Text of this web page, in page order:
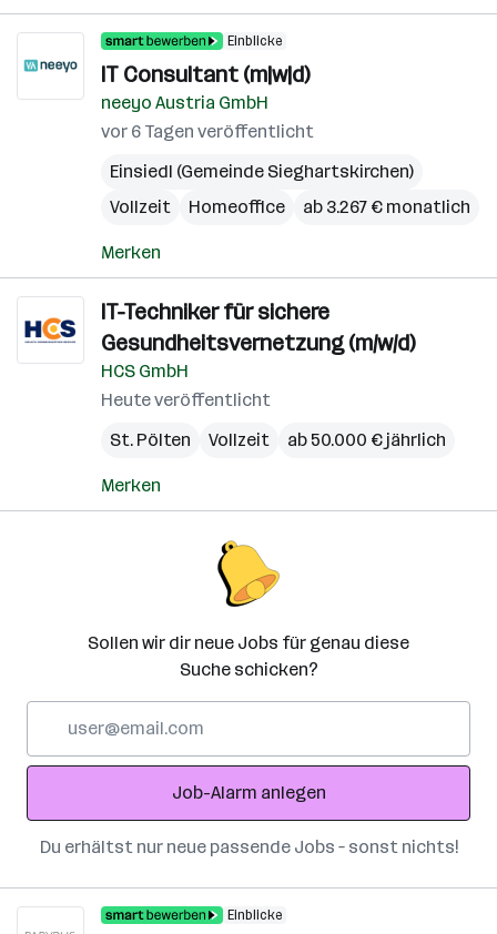
Einblicke
IT Consultant (m|w|d)
neeyo Austria GmbH
vor 6 Tagen veröffentlicht
Einsiedl (Gemeinde Sieghartskirchen)
Vollzeit
Homeoffice ab 3.267 € monatlich
Merken
IT-Techniker für sichere
Gesundheitsvernetzung (m/w/d)
HCS GmbH
Heute veröffentlicht
St. Pölten
Vollzeit ab 50.000 € jährlich
Merken
Sollen wir dir neue Jobs für genau diese
Suche schicken?
Adresse
Job-Alarm anlegen
Du erhältst nur neue passende Jobs – sonst nichts!
Einblicke